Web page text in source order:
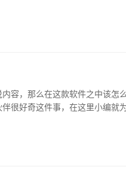
容，那么在这款软件之中该怎
很好奇这件事，在这里小编就